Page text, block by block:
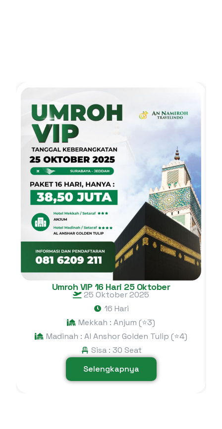
Umroh VIP 16 Hari 25 Oktober
25 Oktober 2025
16 Hari
Mekkah : Anjum (⭐3)
Madinah : Al Anshor Golden Tulip (⭐4)
Sisa : 30 Seat
Selengkapnya